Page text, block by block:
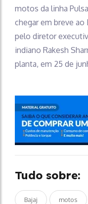
motos da linha
chegar em breve
pelo diretor
indiano Rakesh
planta, em 25 de
Tudo sobre:
Bajaj motos